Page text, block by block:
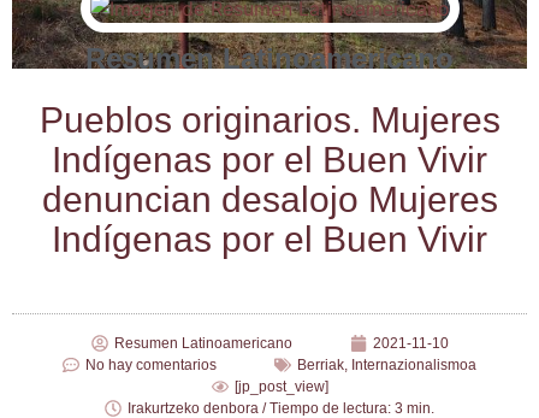
Resumen Latinoamericano
Pue­blos ori­gi­na­rios. Muje­res
Indí­ge­nas por el Buen Vivir
denun­cian des­alo­jo Muje­res
Indí­ge­nas por el Buen Vivir
Resumen Latinoamericano
2021-11-10
No hay comentarios
Berriak Internazionalismoa
[jp_post_view]
Irakurtzeko denbora / Tiempo de lectura: 3 min.